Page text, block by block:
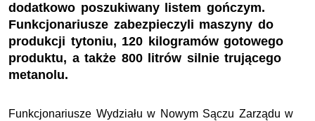
dodatkowo poszukiwany listem gończym.
Funkcjonariusze zabezpieczyli maszyny do
produkcji tytoniu, 120 kilogramów gotowego
produktu, a także 800 litrów silnie trującego
metanolu.
Funkcjonariusze Wydziału w Nowym Sączu Zarządu w